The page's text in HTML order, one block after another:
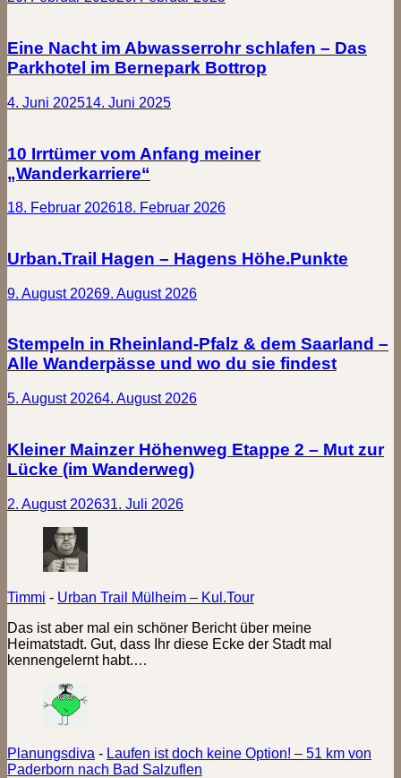
Eine Nacht im Abwasserrohr schlafen – Das
Parkhotel im Bernepark Bottrop
4. Juni 202514. Juni 2025
10 Irrtümer vom Anfang meiner
„Wanderkarriere“
18. Februar 202618. Februar 2026
Urban.Trail Hagen – Hagens Höhe.Punkte
9. August 20269. August 2026
Stempeln in Rheinland-Pfalz & dem Saarland –
Alle Wanderpässe und wo du sie findest
5. August 20264. August 2026
Kleiner Mainzer Höhenweg Etappe 2 – Mut zur
Lücke (im Wanderweg)
2. August 202631. Juli 2026
Timmi - Urban Trail Mülheim – Kul.Tour
Das ist aber mal ein schöner Bericht über meine
Heimatstadt. Gut, dass Ihr diese Ecke der Stadt mal
kennengelernt habt.…
Planungsdiva - Laufen ist doch keine Option! – 51 km von
Paderborn nach Bad Salzuflen